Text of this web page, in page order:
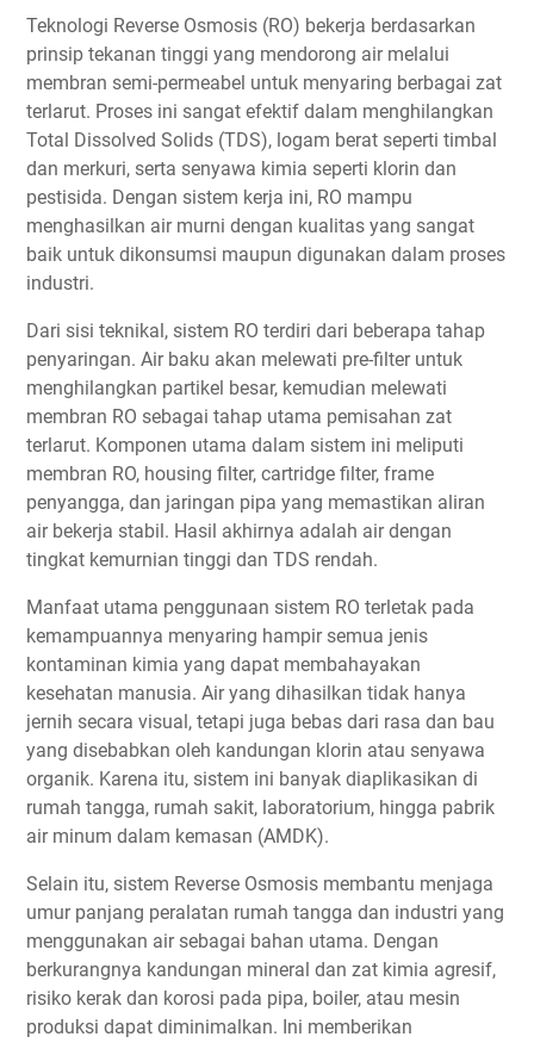
Teknologi Reverse Osmosis (RO) bekerja berdasarkan
prinsip tekanan tinggi yang mendorong air melalui
membran semi-permeabel untuk menyaring berbagai zat
terlarut. Proses ini sangat efektif dalam menghilangkan
Total Dissolved Solids (TDS), logam berat seperti timbal
dan merkuri, serta senyawa kimia seperti klorin dan
pestisida. Dengan sistem kerja ini, RO mampu
menghasilkan air murni dengan kualitas yang sangat
baik untuk dikonsumsi maupun digunakan dalam proses
industri.
Dari sisi teknikal, sistem RO terdiri dari beberapa tahap
penyaringan. Air baku akan melewati pre-filter untuk
menghilangkan partikel besar, kemudian melewati
membran RO sebagai tahap utama pemisahan zat
terlarut. Komponen utama dalam sistem ini meliputi
membran RO, housing filter, cartridge filter, frame
penyangga, dan jaringan pipa yang memastikan aliran
air bekerja stabil. Hasil akhirnya adalah air dengan
tingkat kemurnian tinggi dan TDS rendah.
Manfaat utama penggunaan sistem RO terletak pada
kemampuannya menyaring hampir semua jenis
kontaminan kimia yang dapat membahayakan
kesehatan manusia. Air yang dihasilkan tidak hanya
jernih secara visual, tetapi juga bebas dari rasa dan bau
yang disebabkan oleh kandungan klorin atau senyawa
organik. Karena itu, sistem ini banyak diaplikasikan di
rumah tangga, rumah sakit, laboratorium, hingga pabrik
air minum dalam kemasan (AMDK).
Selain itu, sistem Reverse Osmosis membantu menjaga
umur panjang peralatan rumah tangga dan industri yang
menggunakan air sebagai bahan utama. Dengan
berkurangnya kandungan mineral dan zat kimia agresif,
risiko kerak dan korosi pada pipa, boiler, atau mesin
produksi dapat diminimalkan. Ini memberikan